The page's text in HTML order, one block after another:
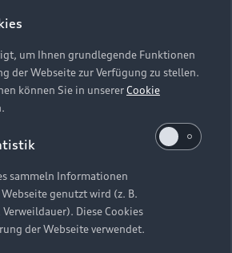
Hinweisgebersystem
Cookie-Einstellungen
Barrierefreiheit
Darstellung und Anordnung der
bei allen Abbildungen auf dieser
um Ihnen grundlegende Funktionen
der Webseite zur Verfügung zu stellen.
können Sie in unsererCookie
sammeln Informationen
genutzt wird (z. B.
Verweildauer). Diese Cookies
der Webseite verwendet.